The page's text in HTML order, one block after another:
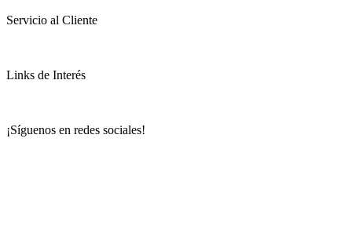
Servicio al Cliente
Links de Interés
¡Síguenos en redes sociales!